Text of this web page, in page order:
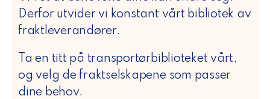
Derfor utvider vi konstant vårt bibliotek av
fraktleverandører.
Ta en titt på transportørbiblioteket vårt,
og velg de fraktselskapene som passer
dine behov.